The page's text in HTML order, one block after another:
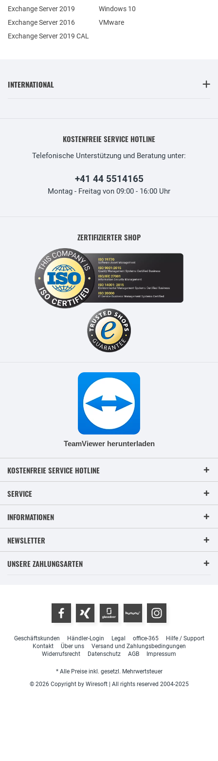
Exchange Server 2019
Exchange Server 2016
Exchange Server 2019 CAL
Windows 10
VMware
INTERNATIONAL
KOSTENFREIE SERVICE HOTLINE
Telefonische Unterstützung und Beratung unter:
+41 44 5514165
Montag - Freitag von 09:00 - 16:00 Uhr
ZERTIFIZIERTER SHOP
TeamViewer herunterladen
KOSTENFREIE SERVICE HOTLINE
SERVICE
INFORMATIONEN
NEWSLETTER
UNSERE ZAHLUNGSARTEN
Geschäftskunden Händler-Login Legal office-365
Hilfe / Support
Kontakt
Über uns
Versand und Zahlungsbedingungen
Widerrufsrecht
Datenschutz AGB Impressum
* Alle Preise inkl. gesetzl. Mehrwertsteuer
© 2026 Copyright by Wiresoft | All rights reserved 2004-2025